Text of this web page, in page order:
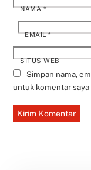
NAMA*
EMAIL*
SITUS WEB
Simpan nama,
untuk komentar